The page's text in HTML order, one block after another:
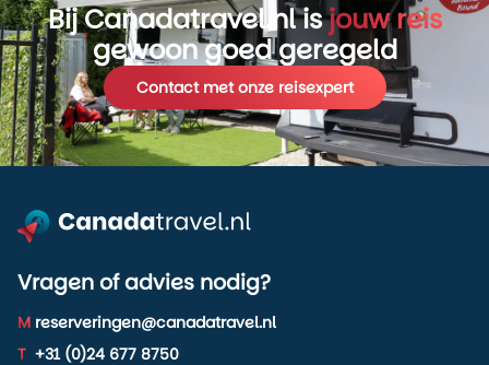
Bij Canadatravel.nl isjouw reis
gewoon goed geregeld
Contact met onze reisexpert
Vragen of advies nodig?
M reserveringen@canadatravel.nl
T +31 (0)24 677 8750